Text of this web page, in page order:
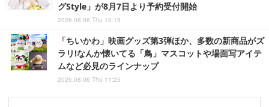
グStyle」が8月7日より予約受付開始
2026.08.06 Thu 10:15
「ちいかわ」映画グッズ第3弾ほか、多数の新商品がズ
ラリ!なんか懐いてる「鳥」マスコットや場面写アイテ
ムなど必見のラインナップ
2026.08.06 Thu 11:25